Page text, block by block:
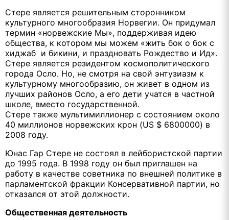
Стере является решительным сторонником
культурного многообразия Норвегии. Он придумал
термин «норвежские Мы», поддерживая идею
общества, к котором мы можем «жить бок о бок с
хиджаб и бикини, и праздновать Рождество и Ид».
Стере является резидентом космополитического
города Осло. Но, не смотря на свой энтузиазм к
культурному многообразию, он живет в одном из
лучших районов Осло, а его дети учатся в частной
школе, вместо государственной.
Стере также мультимиллионер с состоянием около
40 миллионов норвежских крон (US $ 6800000) в
2008 году.
Юнас Гар Стере не состоял в лейбористской партии
до 1995 года. В 1998 году он был приглашен на
работу в качестве советника по внешней политике в
парламентской фракции Консервативной партии, но
отказался от этой должности.
Общественная деятельность